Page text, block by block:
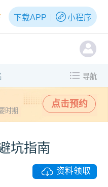
下载APP 小程序
导航
时期
点击预约
坑指南
资料领取